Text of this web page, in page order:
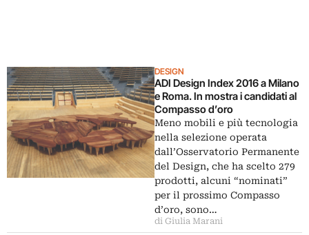
DESIGN
ADI Design Index 2016 a Milano
e Roma. In mostra i candidati al
Compasso d’oro
Meno mobili e più tecnologia
nella selezione operata
dall’Osservatorio Permanente
del Design, che ha scelto 279
prodotti, alcuni “nominati”
per il prossimo Compasso
d’oro, sono…
di Giulia Marani